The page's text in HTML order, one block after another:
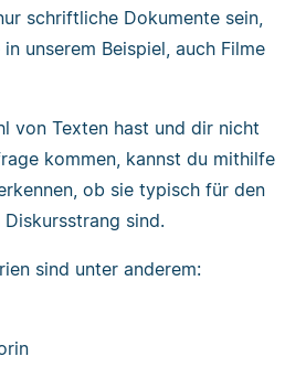
schriftliche Dokumente sein,
unserem Beispiel, auch Filme
von Texten hast und dir nicht
kommen, kannst du mithilfe
ob sie typisch für den
sind.
sind unter anderem: